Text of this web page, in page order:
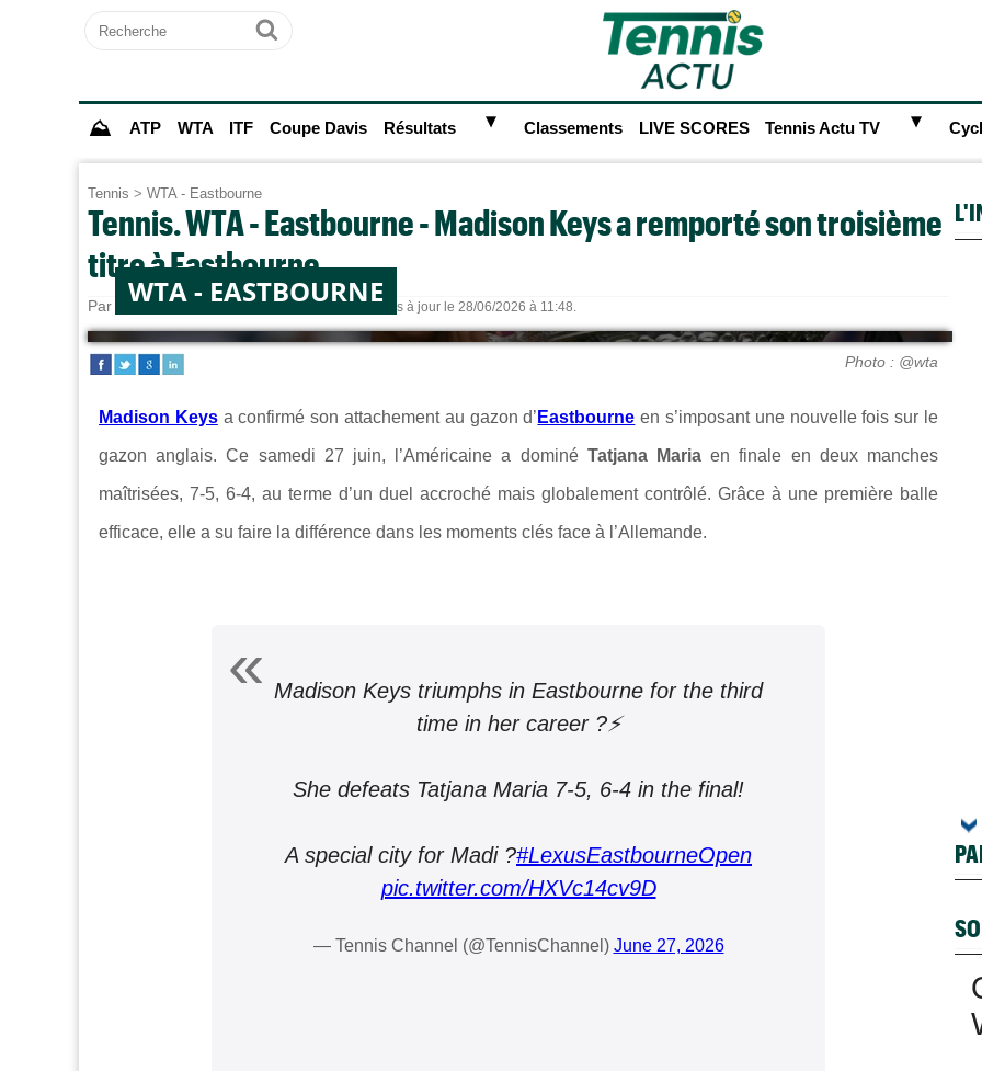
Recherche
Ok
⛰ ATP WTA ITF Coupe Davis Résultats ► Classements LIVE SCORES Tennis Actu TV ►
Tennis > WTA - Eastbourne
Tennis. WTA - Eastbourne - Madison Keys a remporté son troisième
titre à Eastbourne
Par Paul MOUGINle 27/06/2026 à 15:32. Mis à jour le 28/06/2026 à 11:48.
WTA - EASTBOURNE
Photo : @wta
Madison Keysa confirmé son attachement au gazon d’ Eastbourne en s’imposant une nouvelle fois sur le
gazon anglais. Ce samedi 27 juin, l’Américaine a dominé Tatjana Maria en finale en deux manches
maîtrisées, 7-5, 6-4, au terme d’un duel accroché mais globalement contrôlé. Grâce à une première balle
efficace, elle a su faire la différence dans les moments clés face à l’Allemande.
Madison Keys triumphs in Eastbourne for the third
time in her career ?⚡️
She defeats Tatjana Maria 7-5, 6-4 in the final!
A special city for Madi ?#LexusEastbourneOpen
pic.twitter.com/HXVc14cv9D
— Tennis Channel (@TennisChannel) June 27, 2026